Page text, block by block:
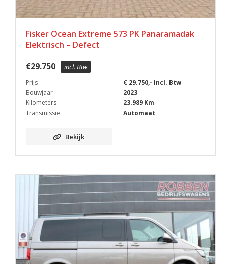
Fisker Ocean Extreme 573 PK Panaramadak
Elektrisch – Defect
€29.750 incl. Btw
Prijs
€ 29.750,- Incl. Btw
Bouwjaar
2023
Kilometers
23.989 Km
Transmissie
Automaat
Bekijk